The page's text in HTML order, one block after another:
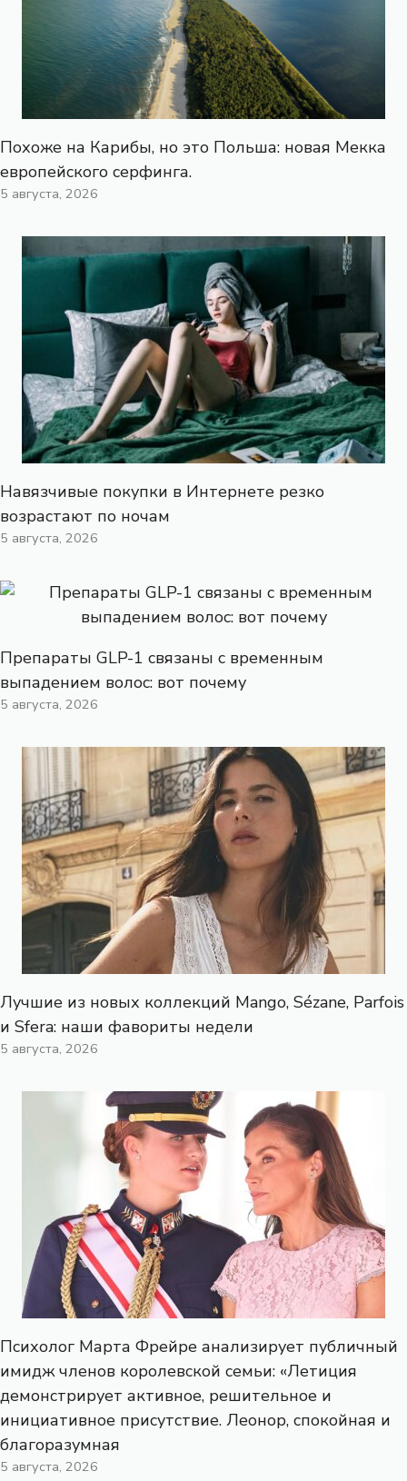
Похоже на Карибы, но это Польша: новая Мекка
европейского серфинга.
5 августа, 2026
Навязчивые покупки в Интернете резко
возрастают по ночам
5 августа, 2026
Препараты GLP-1 связаны с временным
выпадением волос: вот почему
5 августа, 2026
Лучшие из новых коллекций Mango, Sézane, Parfois
и Sfera: наши фавориты недели
5 августа, 2026
Психолог Марта Фрейре анализирует публичный
имидж членов королевской семьи: «Летиция
демонстрирует активное, решительное и
инициативное присутствие. Леонор, спокойная и
благоразумная
5 августа, 2026